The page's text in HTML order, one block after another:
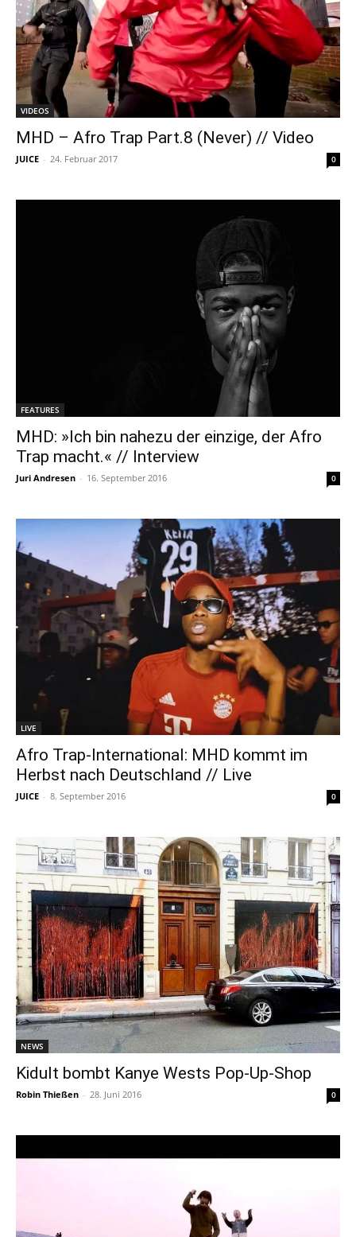
VIDEOS
MHD – Afro Trap Part.8 (Never) // Video
JUICE - 24. Februar 2017 0
FEATURES
MHD: »Ich bin nahezu der einzige, der Afro
Trap macht.« // Interview
Juri Andresen - 16. September 2016 0
LIVE
Afro Trap-International: MHD kommt im
Herbst nach Deutschland // Live
JUICE - 8. September 2016 0
NEWS
Kidult bombt Kanye Wests Pop-Up-Shop
Robin Thießen - 28. Juni 2016 0